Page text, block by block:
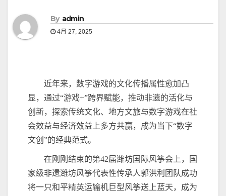
By admin
4月 27, 2025
近年来，数字游戏的文化传播属性愈加凸
显，通过“游戏+”跨界赋能，推动非遗的活化与
创新，探索传统文化、地方文旅与数字游戏在社
会效益与经济效益上多方共赢，成为当下“数字
文创”的经典范式。
在刚刚结束的第42届潍坊国际风筝会上，国
家级非遗潍坊风筝代表性传承人郭洪利团队成功
将一只和平精英运输机巨型风筝送上蓝天，成为